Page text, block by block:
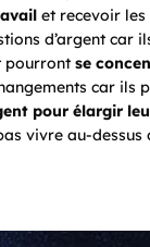
et recevoir les
d’argent
pourront se
car
pour élargir
vivre au-dessus